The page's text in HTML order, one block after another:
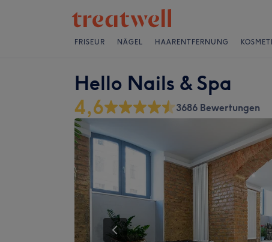
FRISEUR NÄGEL HAARENTFERNUNG
Hello Nails & Spa
4,6 3686 Bewertungen